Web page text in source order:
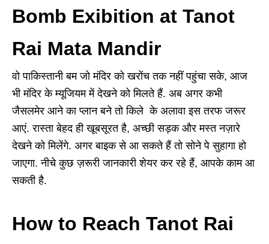
Bomb Exibition at Tanot
Rai Mata Mandir
वो पाकिस्तानी बम जो मंदिर को खरोंच तक नहीं पहुंचा सके, आज
भी मंदिर के म्यूजियम में देखने को मिलते हैं. अब अगर कभी
जैसलमेर आने का प्लान बने तो किले के अलावा इस तरफ जरूर
आएं. रास्ता बेहद ही खूबसूरत है, अच्छी सड़क और मस्त नज़ारे
देखने को मिलेंगे. अगर बाइक से आ सकते हैं तो सोने पे सुहागा हो
जाएगा. नीचे कुछ ज़रूरी जानकारी शेयर कर रहे हैं, आपके काम आ
सकती है.
How to Reach Tanot Rai